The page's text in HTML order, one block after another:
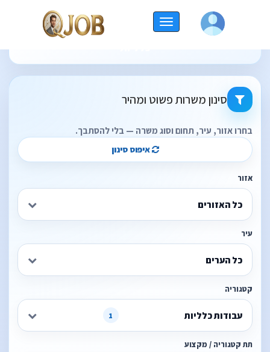
החלף
ניווט
תוצאות חיפוש משרות עבור - קטגוריות: עבודות
סינון משרות פשוט ומהיר
בחרו אזור, עיר, תחום וסוג משרה — בלי להסתבך.
איפוס סינון
אזור
כל האזורים
עיר
כל הערים
קטגוריה
עבודות כלליות 1
תת קטגוריה / מקצוע